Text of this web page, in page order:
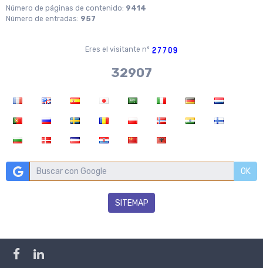
Número de páginas de contenido: 9414
Número de entradas: 957
Eres el visitante nº
36704
OK
SITEMAP